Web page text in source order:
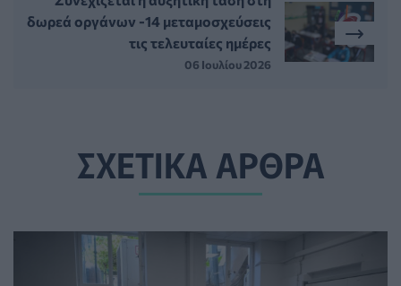
δωρεά οργάνων -14 μεταμοσχεύσεις
τις τελευταίες ημέρες
06 Ιουλίου 2026
ΣΧΕΤΙΚΑ ΑΡΘΡΑ